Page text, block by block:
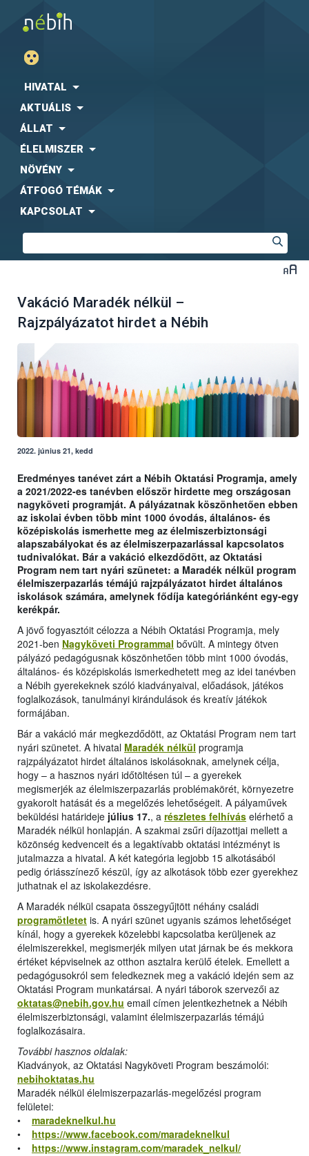
HIVATAL
AKTUÁLIS
ÁLLAT
ÉLELMISZER
NÖVÉNY
ÁTFOGÓ TÉMÁK
KAPCSOLAT
Vakáció Maradék nélkül –
Rajzpályázatot hirdet a Nébih
2022. június 21, kedd
Eredményes tanévet zárt a Nébih Oktatási Programja, amely
a 2021/2022-es tanévben először hirdette meg országosan
nagyköveti programját. A pályázatnak köszönhetően ebben
az iskolai évben több mint 1000 óvodás, általános- és
középiskolás ismerhette meg az élelmiszerbiztonsági
alapszabályokat és az élelmiszerpazarlással kapcsolatos
tudnivalókat. Bár a vakáció elkezdődött, az Oktatási
Program nem tart nyári szünetet: a Maradék nélkül program
élelmiszerpazarlás témájú rajzpályázatot hirdet általános
iskolások számára, amelynek fődíja kategóriánként egy-egy
kerékpár.
A jövő fogyasztóit célozza a Nébih Oktatási Programja, mely
2021-ben Nagyköveti Programmal bővült. A mintegy ötven
pályázó pedagógusnak köszönhetően több mint 1000 óvodás,
általános- és középiskolás ismerkedhetett meg az idei tanévben
a Nébih gyerekeknek szóló kiadványaival, előadások, játékos
foglalkozások, tanulmányi kirándulások és kreatív játékok
formájában.
Bár a vakáció már megkezdődött, az Oktatási Program nem tart
nyári szünetet. A hivatal Maradék nélkül programja
rajzpályázatot hirdet általános iskolásoknak, amelynek célja,
hogy – a hasznos nyári időtöltésen túl – a gyerekek
megismerjék az élelmiszerpazarlás problémakörét, környezetre
gyakorolt hatását és a megelőzés lehetőségeit. A pályaművek
beküldési határideje július 17., a részletes felhívás elérhető a
Maradék nélkül honlapján. A szakmai zsűri díjazottjai mellett a
közönség kedvenceit és a legaktívabb oktatási intézményt is
jutalmazza a hivatal. A két kategória legjobb 15 alkotásából
pedig óriásszínező készül, így az alkotások több ezer gyerekhez
juthatnak el az iskolakezdésre.
A Maradék nélkül csapata összegyűjtött néhány családi
programötletet is. A nyári szünet ugyanis számos lehetőséget
kínál, hogy a gyerekek közelebbi kapcsolatba kerüljenek az
élelmiszerekkel, megismerjék milyen utat járnak be és mekkora
értéket képviselnek az otthon asztalra kerülő ételek. Emellett a
pedagógusokról sem feledkeznek meg a vakáció idején sem az
Oktatási Program munkatársai. A nyári táborok szervezői az
oktatas@nebih.gov.hu email címen jelentkezhetnek a Nébih
élelmiszerbiztonsági, valamint élelmiszerpazarlás témájú
foglalkozásaira.
További hasznos oldalak:
Kiadványok, az Oktatási Nagyköveti Program beszámolói:
nebihoktatas.hu
Maradék nélkül élelmiszerpazarlás-megelőzési program
felületei:
• maradeknelkul.hu
• https://www.facebook.com/maradeknelkul
• https://www.instagram.com/maradek_nelkul/